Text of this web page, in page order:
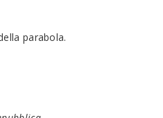
parabola.